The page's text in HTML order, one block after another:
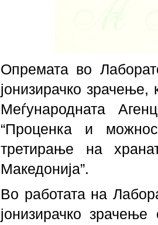
Опремата во
јонизирачко
Меѓународната
“Проценка и
третирање на
Македонија”.
Во работата на
јонизирачко